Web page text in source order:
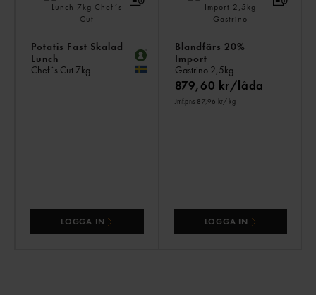
Potatis Fast Skalad
Lunch
Chef´s Cut 7kg
LOGGA IN
Blandfärs 20%
Import
Gastrino 2,5kg
879,60 kr/låda
Jmf.pris 87,96 kr/ kg
LOGGA IN